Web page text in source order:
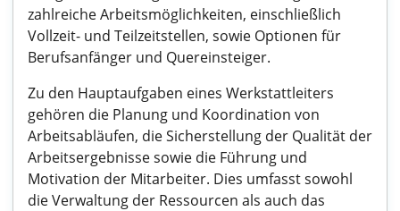
zahlreiche Arbeitsmöglichkeiten, einschließlich
Vollzeit- und Teilzeitstellen, sowie Optionen für
Berufsanfänger und Quereinsteiger.
Zu den Hauptaufgaben eines Werkstattleiters
gehören die Planung und Koordination von
Arbeitsabläufen, die Sicherstellung der Qualität der
Arbeitsergebnisse sowie die Führung und
Motivation der Mitarbeiter. Dies umfasst sowohl
die Verwaltung der Ressourcen als auch das